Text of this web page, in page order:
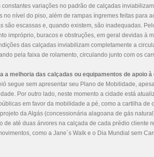
constantes variações no padrão de calçadas
no nível do piso, além de rampas íngremes feitas para
são escassas e, quando existem, são inadequadas.
impróprio, buracos e obstruções, em geral devidas à
das calçadas inviabilizam completamente a
pela faixa de rolamento, circulando junto com os
a melhoria das calçadas ou equipamentos de apoio
segue sem apresentar seu Plano de Mobilidade,
Por outro lado, neste momento a cidade está
em favor da mobilidade a pé, como a cartilha de
da Algás (concessionária alagoana de gás
de até duas árvores na calçada de cada prédio cliente
como a Jane´s Walk e o Dia Mundial sem